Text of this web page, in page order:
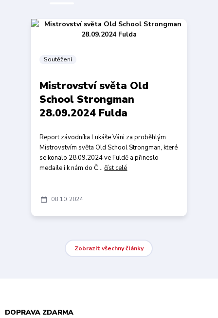
08 10 2024
Soutěžení
Mistrovství světa Old
School Strongman
28.09.2024 Fulda
Report závodníka Lukáše Váni za proběhlým
Mistrovstvím světa Old School Strongman, které
se konalo 28.09.2024 ve Fuldě a přineslo
medaile i k nám do Č...číst celé
Zobrazit všechny články
DOPRAVA ZDARMA